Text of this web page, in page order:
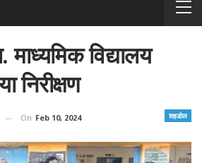
विद्यालय
निरीक्षण
शहडोल
On Feb 10, 2024